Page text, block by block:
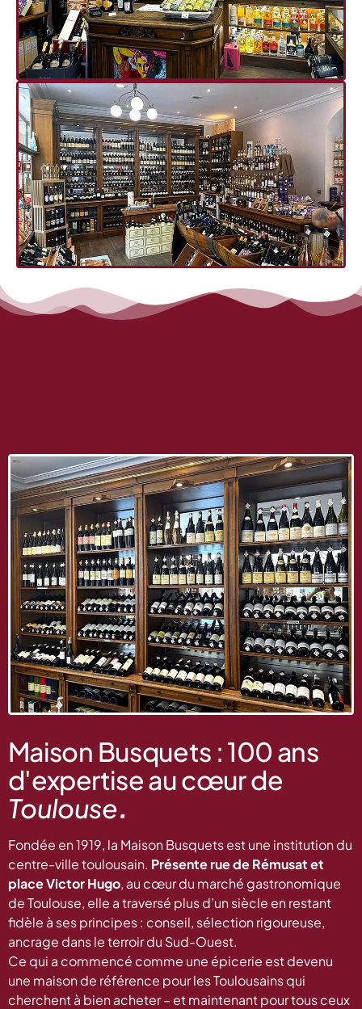
Maison Busquets : 100 ans
d'expertise au cœur de
Toulouse.
Fondée en 1919, la Maison Busquets est une institution du
centre-ville toulousain. Présente rue de Rémusat et
place Victor Hugo, au cœur du marché gastronomique
de Toulouse, elle a traversé plus d’un siècle en restant
fidèle à ses principes : conseil, sélection rigoureuse,
ancrage dans le terroir du Sud-Ouest.
Ce qui a commencé comme une épicerie est devenu
une maison de référence pour les Toulousains qui
cherchent à bien acheter – et maintenant pour tous ceux